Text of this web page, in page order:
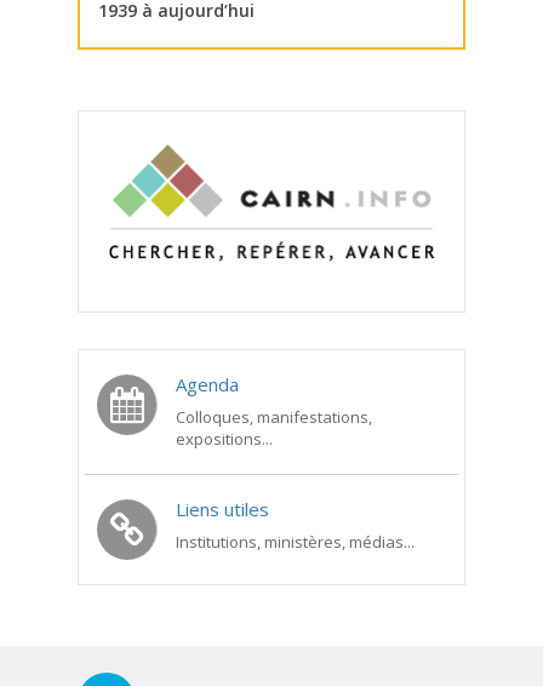
1939 à aujourd’hui
Agenda
Colloques, manifestations,
expositions...
Liens utiles
Institutions, ministères, médias...